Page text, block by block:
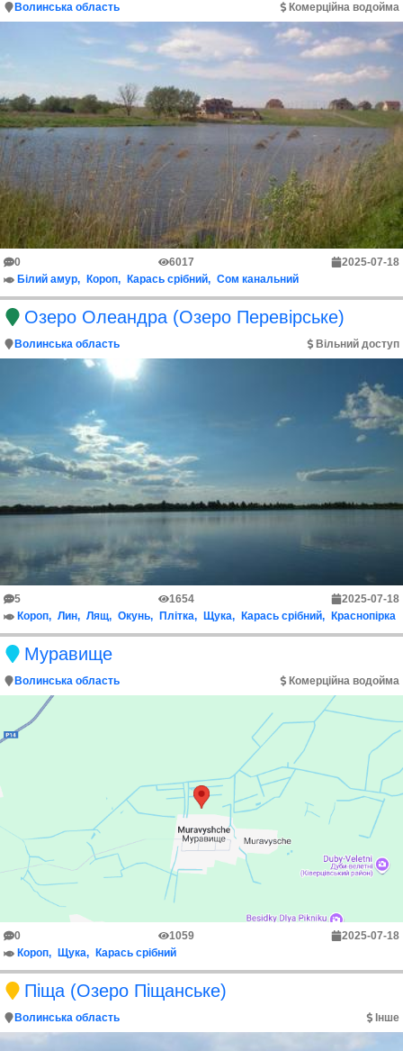
Волинська область Комерційна водойма
0 6017
2025-07-18
Білий амур
Короп Карась срібний Сом канальний
Озеро Олеандра (Озеро Перевірське)
Волинська область Вільний доступ
5 1654
2025-07-18
Короп
Лин Лящ Окунь Плітка Щука Карась срібний Краснопірка
Муравище
Волинська область Комерційна водойма
0 1059
2025-07-18
Короп
Щука Карась срібний
Піща (Озеро Піщанське)
Волинська область Інше